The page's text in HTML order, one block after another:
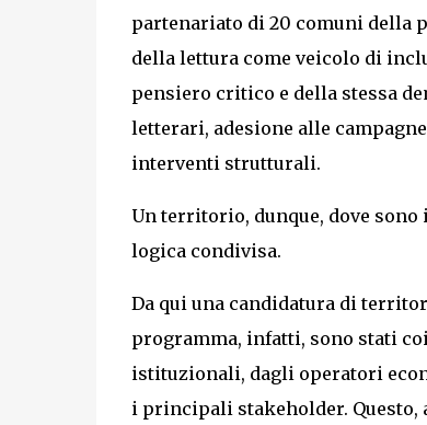
partenariato di 20 comuni della
della lettura come veicolo di
pensiero critico e della stessa
letterari, adesione alle
interventi strutturali.
Un territorio, dunque, dove
logica condivisa.
Da qui una candidatura di
programma, infatti, sono stati
istituzionali, dagli operatori
i principali stakeholder. Questo,